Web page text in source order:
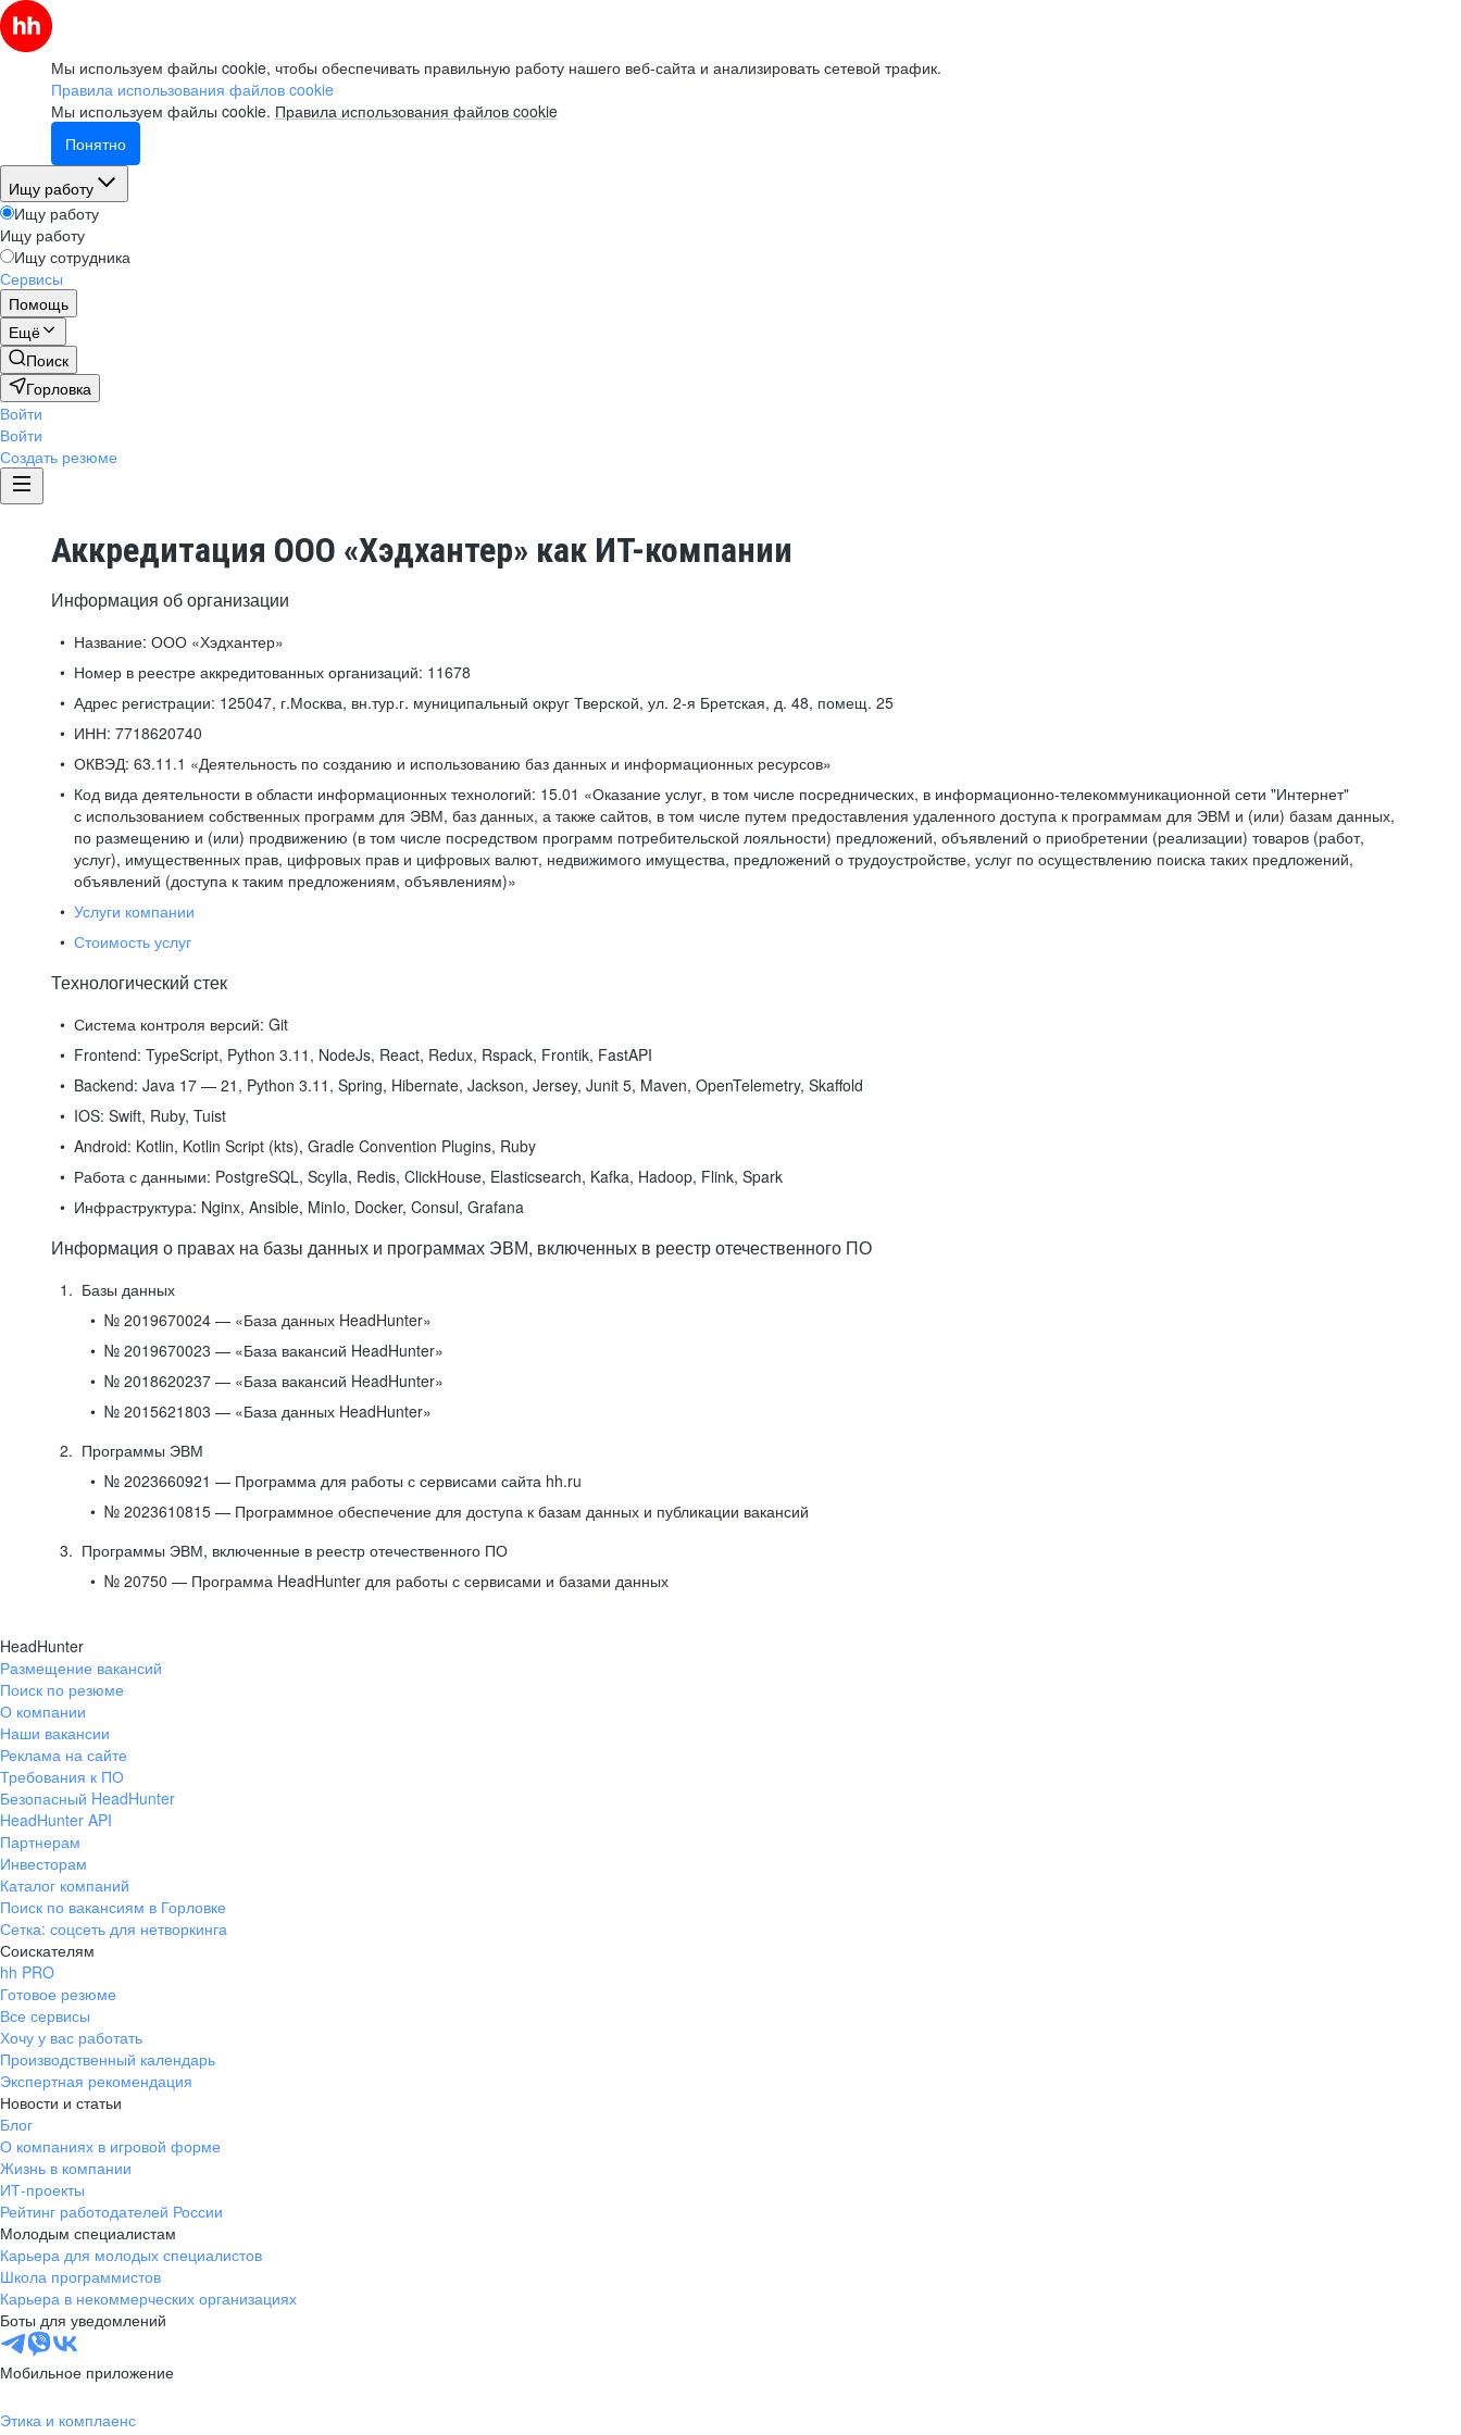
Мы используем файлы cookie, чтобы обеспечивать правильную работу нашего веб-сайта и анализировать сетевой трафик.
Правила использования файлов cookie
Мы используем файлы cookie. Правила использования файлов cookie
Понятно
Ищу работу
Ищу работу
Ищу работу
Ищу сотрудника
Сервисы
Помощь
Ещё
Поиск
Горловка
Войти
Войти
Создать резюме
Аккредитация ООО «Хэдхантер» как ИТ-компании
Информация об организации
Название: ООО «Хэдхантер»
Номер в реестре аккредитованных организаций: 11678
Адрес регистрации: 125047, г.Москва, вн.тур.г. муниципальный округ Тверской, ул. 2-я Бретская, д. 48, помещ. 25
ИНН: 7718620740
ОКВЭД: 63.11.1 «Деятельность по созданию и использованию баз данных и информационных ресурсов»
Код вида деятельности в области информационных технологий: 15.01 «Оказание услуг, в том числе посреднических, в информационно-телекоммуникационной сети "Интернет"
с использованием собственных программ для ЭВМ, баз данных, а также сайтов, в том числе путем предоставления удаленного доступа к программам для ЭВМ и (или) базам данных,
по размещению и (или) продвижению (в том числе посредством программ потребительской лояльности) предложений, объявлений о приобретении (реализации) товаров (работ,
услуг), имущественных прав, цифровых прав и цифровых валют, недвижимого имущества, предложений о трудоустройстве, услуг по осуществлению поиска таких предложений,
объявлений (доступа к таким предложениям, объявлениям)»
Услуги компании
Стоимость услуг
Технологический стек
Система контроля версий: Git
Frontend: TypeScript, Python 3.11, NodeJs, React, Redux, Rspack, Frontik, FastAPI
Backend: Java 17 — 21, Python 3.11, Spring, Hibernate, Jackson, Jersey, Junit 5, Maven, OpenTelemetry, Skaffold
IOS: Swift, Ruby, Tuist
Android: Kotlin, Kotlin Script (kts), Gradle Convention Plugins, Ruby
Работа с данными: PostgreSQL, Scylla, Redis, ClickHouse, Elasticsearch, Kafka, Hadoop, Flink, Spark
Инфраструктура: Nginx, Ansible, MinIo, Docker, Consul, Grafana
Информация о правах на базы данных и программах ЭВМ, включенных в реестр отечественного ПО
Базы данных
№ 2019670024 — «База данных HeadHunter»
№ 2019670023 — «База вакансий HeadHunter»
№ 2018620237 — «База вакансий HeadHunter»
№ 2015621803 — «База данных HeadHunter»
Программы ЭВМ
№ 2023660921 — Программа для работы с сервисами сайта hh.ru
№ 2023610815 — Программное обеспечение для доступа к базам данных и публикации вакансий
Программы ЭВМ, включенные в реестр отечественного ПО
№ 20750 — Программа HeadHunter для работы с сервисами и базами данных
HeadHunter
Размещение вакансий
Поиск по резюме
О компании
Наши вакансии
Реклама на сайте
Требования к ПО
Безопасный HeadHunter
HeadHunter API
Партнерам
Инвесторам
Каталог компаний
Поиск по вакансиям в Горловке
Сетка: соцсеть для нетворкинга
Соискателям
hh PRO
Готовое резюме
Все сервисы
Хочу у вас работать
Производственный календарь
Экспертная рекомендация
Новости и статьи
Блог
О компаниях в игровой форме
Жизнь в компании
ИТ-проекты
Рейтинг работодателей России
Молодым специалистам
Карьера для молодых специалистов
Школа программистов
Карьера в некоммерческих организациях
Боты для уведомлений
Мобильное приложение
Этика и комплаенс